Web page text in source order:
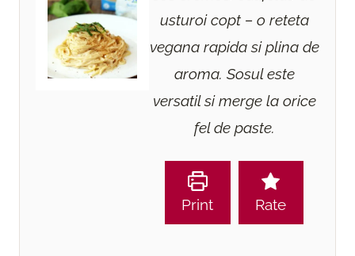
usturoi copt – o reteta
vegana rapida si plina de
aroma. Sosul este
versatil si merge la orice
fel de paste.
Print Rate